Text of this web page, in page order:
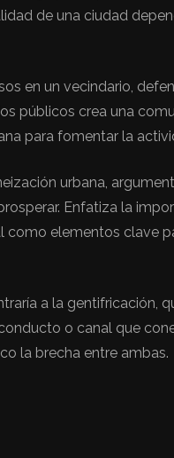
de una ciudad
en un vecindario,
públicos crea una
para fomentar la
urbana,
Enfatiza la
como elementos clave
a la gentifricación,
o canal que
la brecha entre ambas.